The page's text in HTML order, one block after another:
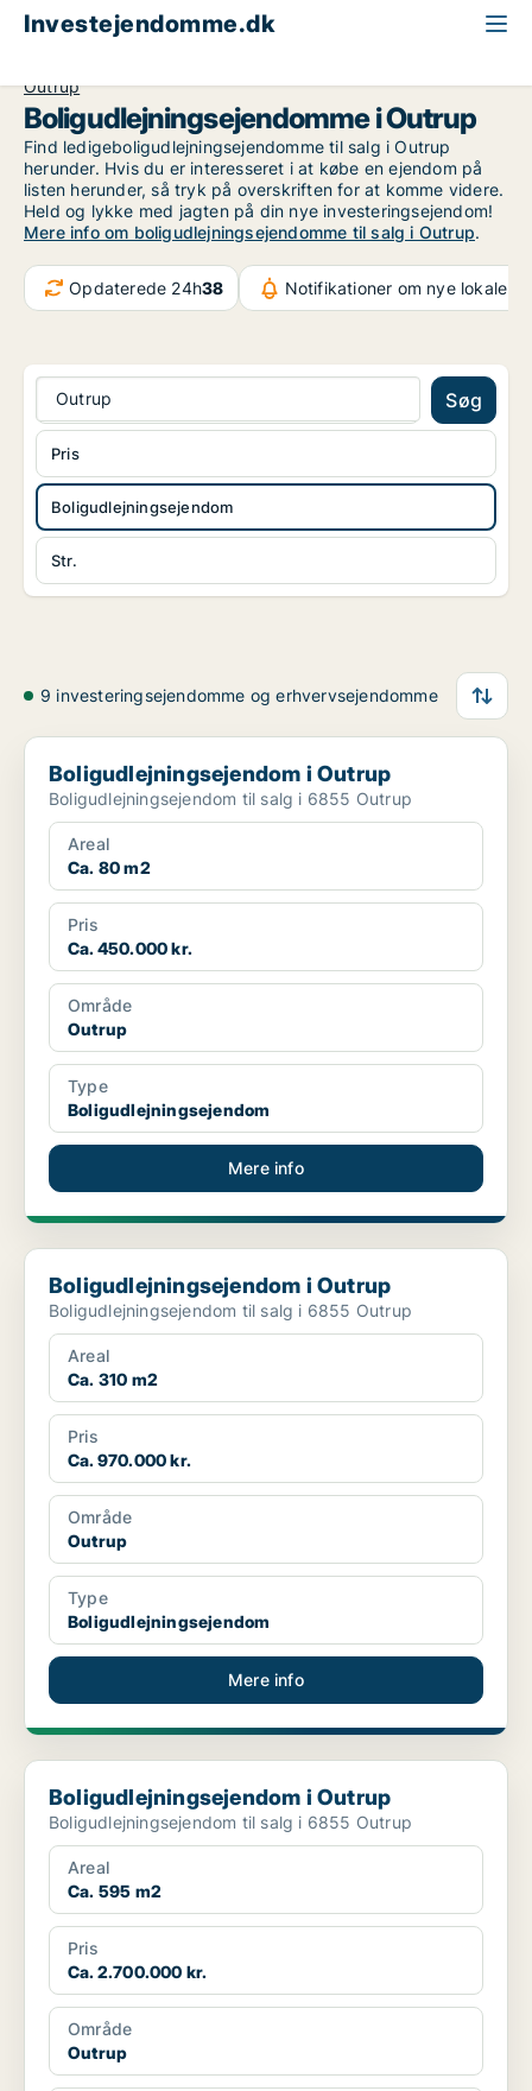
Investejendomme.dk
Outrup
Boligudlejningsejendomme i Outrup
Find ledigeboligudlejningsejendomme til salg i Outrup
herunder. Hvis du er interesseret i at købe en ejendom på
listen herunder, så tryk på overskriften for at komme videre.
Held og lykke med jagten på din nye investeringsejendom!
Mere info om boligudlejningsejendomme til salg i Outrup.
Opdaterede 24h38 Notifikationer om nye lokaler
Outrup Søg
Boligudlejningsejendom
Str.
Pris
9 investeringsejendomme og erhvervsejendomme
Boligudlejningsejendom i Outrup
Boligudlejningsejendom i Outrup
Boligudlejningsejendom til salg i 6855 Outrup
Areal
Ca. 80 m2
Pris
Ca. 450.000 kr.
Område
Outrup
Type
Boligudlejningsejendom
Mere info
Boligudlejningsejendom i Outrup
Boligudlejningsejendom i Outrup
Boligudlejningsejendom til salg i 6855 Outrup
Areal
Ca. 310 m2
Pris
Ca. 970.000 kr.
Område
Outrup
Type
Boligudlejningsejendom
Mere info
Boligudlejningsejendom i Outrup
Boligudlejningsejendom i Outrup
Boligudlejningsejendom til salg i 6855 Outrup
Areal
Ca. 595 m2
Pris
Ca. 2.700.000 kr.
Område
Outrup